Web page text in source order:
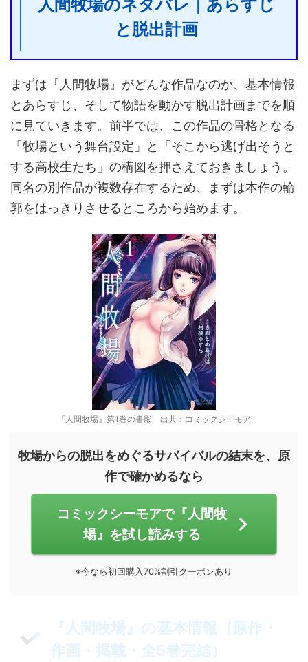
人間牧場のネタバレ｜あらすじ
と脱出計画
まずは『人間牧場』がどんな作品なのか、基本情報
とあらすじ、そして物語を動かす脱出計画までを順
に見ていきます。前半では、この作品の骨格となる
「牧場という舞台設定」と「そこから逃げ出そうと
する高校生たち」の構図を押さえておきましょう。
同名の別作品が複数存在するため、まずは本作の輪
郭をはっきりさせるところから始めます。
『人間牧場』第1巻の書影 出典： コミックシーモア
牧場からの脱出をめぐるサバイバルの結末を、原
作で確かめるなら
コミックシーモアで『人間牧
場』を試し読みする
※今なら初回購入70%割引クーポンあり
『人間牧場』の基本情報（原作・
作画・掲載・全5巻完結）